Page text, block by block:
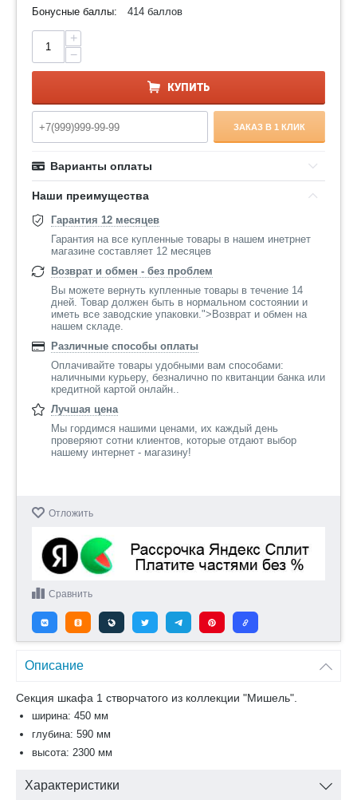
Бонусные баллы: 414 баллов
+
−
КУПИТЬ
ЗАКАЗ В 1 КЛИК
Варианты оплаты
Наши преимущества
Гарантия 12 месяцев
Гарантия на все купленные товары в нашем инетрнет
магазине составляет 12 месяцев
Возврат и обмен - без проблем
Вы можете вернуть купленные товары в течение 14
дней. Товар должен быть в нормальном состоянии и
иметь все заводские упаковки.">Возврат и обмен на
нашем складе.
Различные способы оплаты
Оплачивайте товары удобными вам способами:
наличными курьеру, безналично по квитанции банка или
кредитной картой онлайн..
Лучшая цена
Мы гордимся нашими ценами, их каждый день
проверяют сотни клиентов, которые отдают выбор
нашему интернет - магазину!
Отложить
Сравнить
Описание
Секция шкафа 1 створчатого из коллекции "Мишель".
ширина: 450 мм
глубина: 590 мм
высота: 2300 мм
Характеристики